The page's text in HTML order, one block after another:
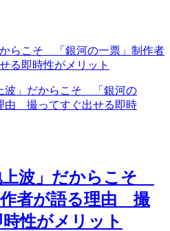
らこそ 「銀河の一票」制作者
る即時性がメリット
波」だからこそ
作者が語る理由 撮
性がメリット